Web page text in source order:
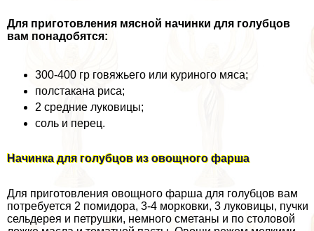
Для приготовления мясной начинки для гoлyбцов
вам понадобятся:
300-400 гр говяжьего или куриного мяса;
полстакана риса;
2 средние луковицы;
соль и перец.
Начинка для гoлyбцов из овощного фарша
Для приготовления овощного фарша для гoлyбцов вам
потребуется 2 помидора, 3-4 морковки, 3 луковицы, пучки
сельдерея и петрушки, немного сметаны и по столовой